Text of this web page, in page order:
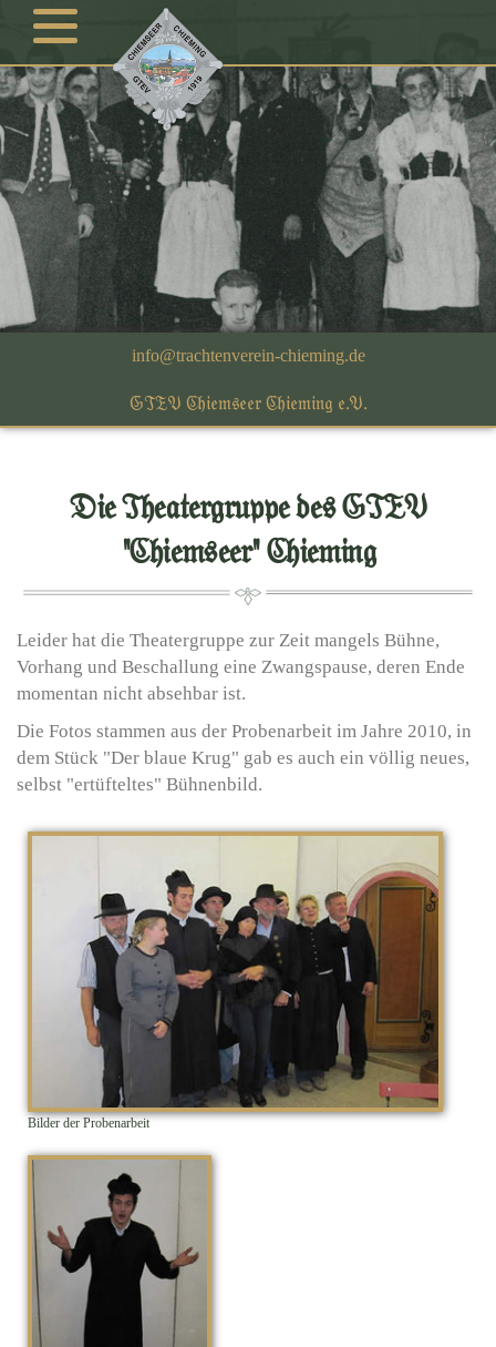
GTEV Chiemseer Chieming e.V.
Die Theatergruppe des GTEV
"Chiemseer" Chieming
Leider hat die Theatergruppe zur Zeit mangels Bühne,
Vorhang und Beschallung eine Zwangspause, deren Ende
momentan nicht absehbar ist.
Die Fotos stammen aus der Probenarbeit im Jahre 2010, in
dem Stück "Der blaue Krug" gab es auch ein völlig neues,
selbst "ertüfteltes" Bühnenbild.
Bilder der Probenarbeit